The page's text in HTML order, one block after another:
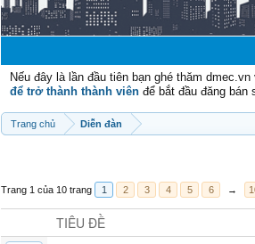
Nếu đây là lần đầu tiên bạn ghé thăm
để trở thành thành viên để bắt đầu đăng bán
Trang chủ Diễn đàn
Trang 1 của 10 trang 1 2 3 4 5 6 →
TIÊU ĐỀ